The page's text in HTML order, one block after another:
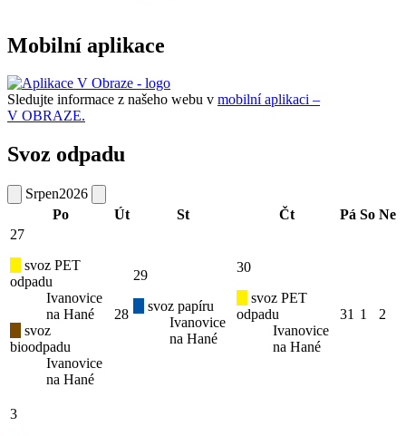
Mobilní aplikace
Sledujte informace z našeho webu v mobilní aplikaci –
V OBRAZE.
Svoz odpadu
Srpen2026
Po
Út St Čt Pá So Ne
27
svoz PET
odpadu
Ivanovice
na Hané
svoz
bioodpadu
Ivanovice
na Hané
28
29
svoz papíru
Ivanovice
na Hané
30
svoz PET
odpadu
Ivanovice
na Hané
31 1 2
3